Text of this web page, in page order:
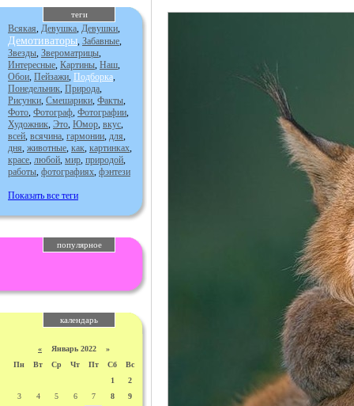
теги
Всякая, Девушка, Девушки,
Демотиваторы, Забавные,
Звезды, Звероматрицы,
Интересные, Картины, Наш,
Обои, Пейзажи, Подборка,
Понедельник, Природа,
Рисунки, Смешарики, Факты,
Фото, Фотограф, Фотографии,
Художник, Это, Юмор, вкус,
всей, всячина, гармонии, для,
дня, животные, как, картинках,
красе, любой, мир, природой,
работы, фотографиях, фэнтези
Показать все теги
популярное
календарь
« Январь 2022 »
Пн
Вт Ср Чт Пт Сб
Вс
1
2
3
4 5 6 7 8
9